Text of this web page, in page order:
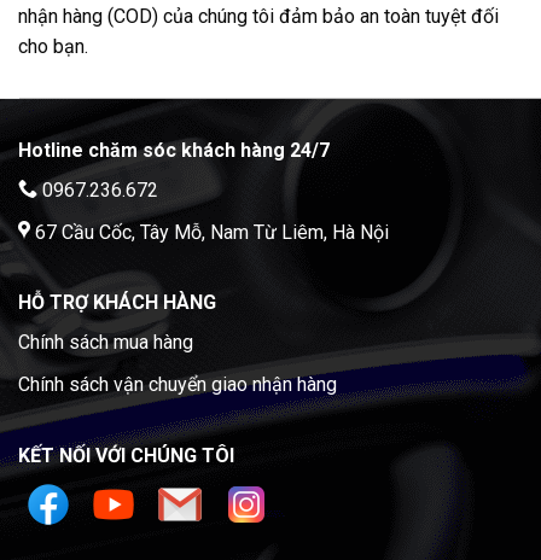
nhận hàng (COD) của chúng tôi đảm bảo an toàn tuyệt đối
cho bạn.
Hotline chăm sóc khách hàng 24/7
0967.236.672
67 Cầu Cốc, Tây Mỗ, Nam Từ Liêm, Hà Nội
HỖ TRỢ KHÁCH HÀNG
Chính sách mua hàng
Chính sách vận chuyển giao nhận hàng
KẾT NỐI VỚI CHÚNG TÔI